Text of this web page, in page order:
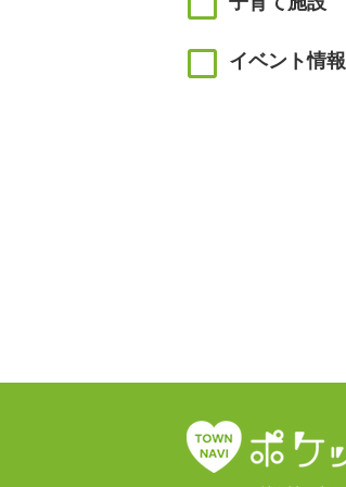
イベント情報